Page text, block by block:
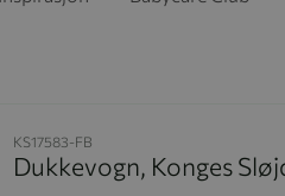
KS17583-FB
Dukkevogn, Konges